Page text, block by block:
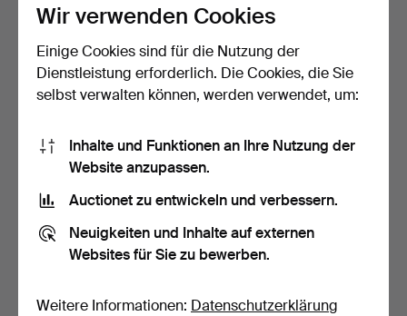
CARL THORE.
Wandleuchten, ein Paar,
Granha…
4 Tage
116 USD
WANDLAMPE, Messing,
Schirm aus mattiertem …
5 Tage
32 USD
Sie können auch inBeendete Auktionen aus unserem
suchen.
Wir verwenden Cookies
Einige Cookies sind für die Nutzung der
Dienstleistung erforderlich. Die Cookies, die Sie
selbst verwalten können, werden verwendet, um:
Inhalte und Funktionen an Ihre Nutzung der
Website anzupassen.
Auctionet zu entwickeln und verbessern.
Neuigkeiten und Inhalte auf externen
Websites für Sie zu bewerben.
Weitere Informationen: Datenschutzerklärung